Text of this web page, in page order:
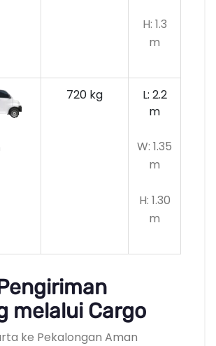
H: 1.3
m
720 kg
L: 2.2
m
W: 1.35
m
H: 1.30
m
melalui Cargo
ke Pekalongan Aman